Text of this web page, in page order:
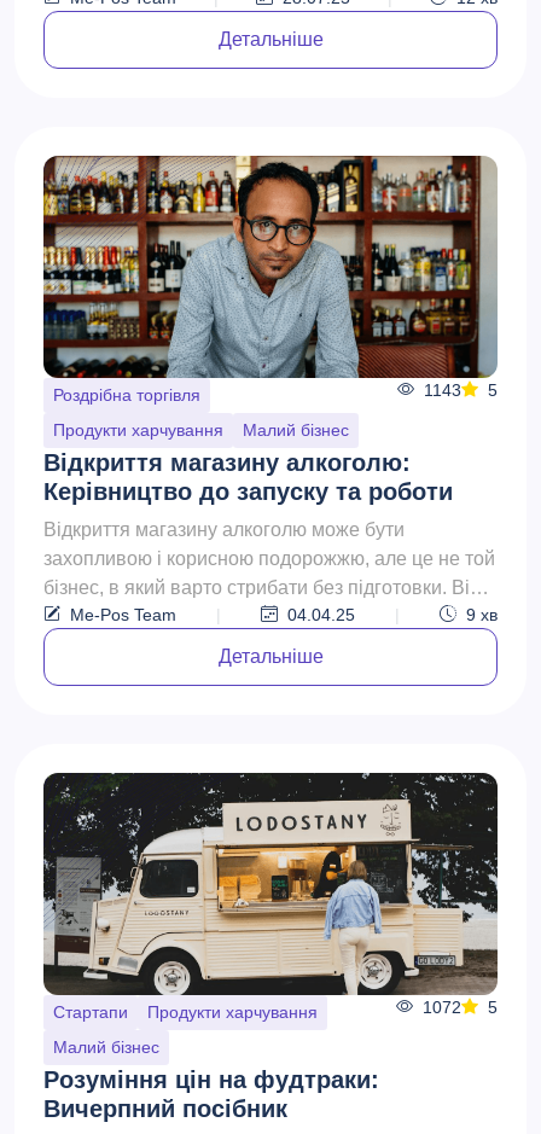
Детальніше
Роздрібна торгівля
Продукти харчування
Малий бізнес
1143 5
Відкриття магазину алкоголю:
Керівництво до запуску та роботи
Відкриття магазину алкоголю може бути
захопливою і корисною подорожжю, але це не той
бізнес, в який варто стрибати без підготовки. Від
розуміння місце...
Me-Pos Team | 04.04.25 | 9 хв
Детальніше
Стартапи
Продукти харчування
Малий бізнес
1072 5
Розуміння цін на фудтраки:
Вичерпний посібник